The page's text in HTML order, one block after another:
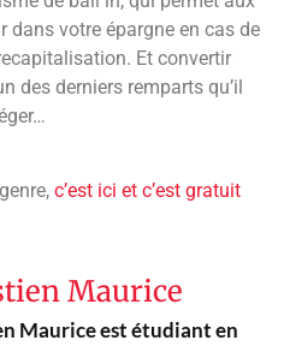
dans votre épargne en cas de
Et convertir
des derniers remparts qu’il
c’est ici et c’est gratuit
Maurice
Maurice est étudiant en